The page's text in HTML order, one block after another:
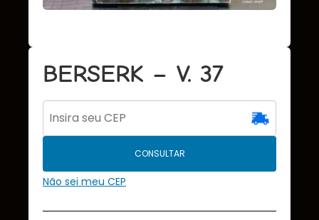
BERSERK – V. 37
CONSULTAR
Não sei meu CEP